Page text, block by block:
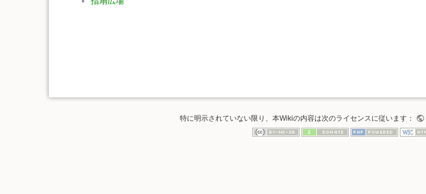
特に明示されていない限り、本Wikiの内容は次のライセンスに従います：